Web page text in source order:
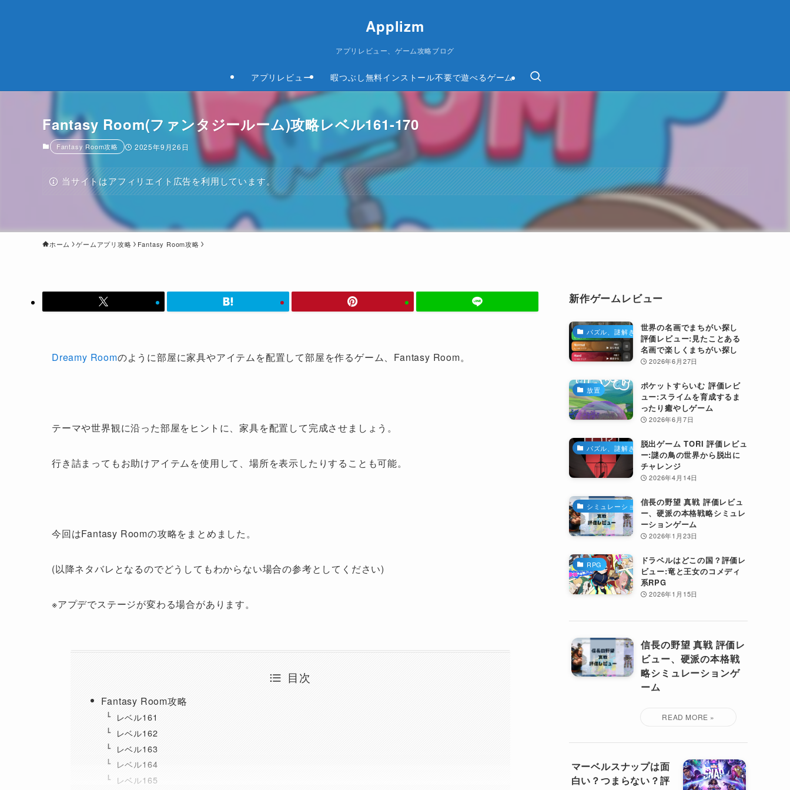
Applizm
アプリレビュー、ゲーム攻略ブログ
アプリレビュー 暇つぶし無料インストール不要で遊べるゲーム
Fantasy Room(ファンタジールーム)攻略レベル161-170
Fantasy Room攻略 2025年9月26日
当サイトはアフィリエイト広告を利用しています。
ホーム ゲームアプリ攻略 Fantasy Room攻略
Dreamy Roomのように部屋に家具やアイテムを配置して部屋を作るゲーム、Fantasy Room。
テーマや世界観に沿った部屋をヒントに、家具を配置して完成させましょう。
行き詰まってもお助けアイテムを使用して、場所を表示したりすることも可能。
今回はFantasy Roomの攻略をまとめました。
(以降ネタバレとなるのでどうしてもわからない場合の参考としてください)
※アプデでステージが変わる場合があります。
目次
Fantasy Room攻略
レベル161
レベル162
レベル163
レベル164
レベル165
新作ゲームレビュー
パズル、謎解き
世界の名画でまちがい探し
評価レビュー:見たことある
名画で楽しくまちがい探し
2026年6月27日
放置
ポケットすらいむ 評価レビ
ュー:スライムを育成するま
ったり癒やしゲーム
2026年6月7日
パズル、謎解き
脱出ゲーム TORI 評価レビュ
ー:謎の鳥の世界から脱出に
チャレンジ
2026年4月14日
シミュレーション信長の野望 真戦 評価レビュ
ー、硬派の本格戦略シミュレ
ーションゲーム
2026年1月23日
RPG
ドラベルはどこの国？評価レ
ビュー:竜と王女のコメディ
系RPG
2026年1月15日
信長の野望 真戦 評価レ
ビュー、硬派の本格戦
略シミュレーションゲ
ーム
マーベルスナップは面
白い？つまらない？評